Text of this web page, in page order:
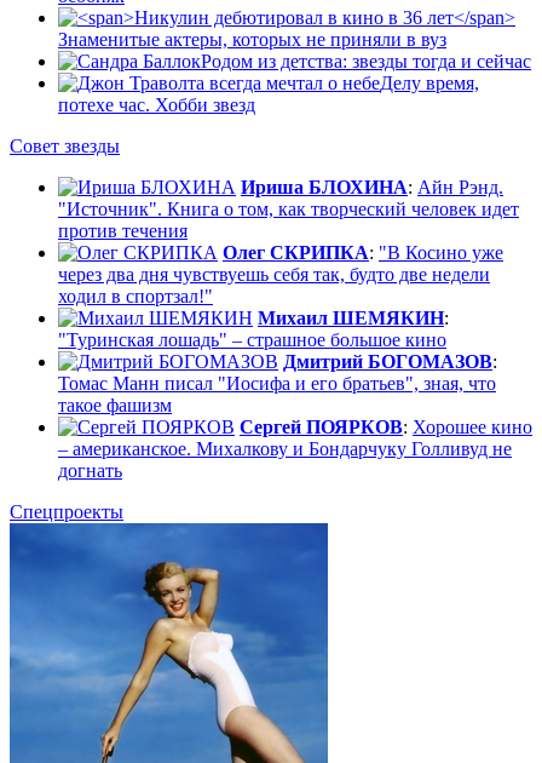
Знаменитые актеры, которых не приняли в вуз
Родом из детства: звезды тогда и сейчас
Делу время,
потехе час. Хобби звезд
Совет звезды
Ириша БЛОХИНА: Айн Рэнд.
"Источник". Книга о том, как творческий человек идет
против течения
Олег СКРИПКА: "В Косино уже
через два дня чувствуешь себя так, будто две недели
ходил в спортзал!"
Михаил ШЕМЯКИН:
"Туринская лошадь" – страшное большое кино
Дмитрий БОГОМАЗОВ:
Томас Манн писал "Иосифа и его братьев", зная, что
такое фашизм
Сергей ПОЯРКОВ: Хорошее кино
– американское. Михалкову и Бондарчуку Голливуд не
догнать
Спецпроекты